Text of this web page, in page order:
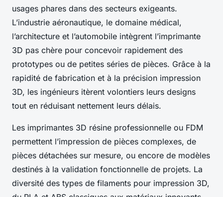
usages phares dans des secteurs exigeants.
L’industrie aéronautique, le domaine médical,
l’architecture et l’automobile intègrent l’imprimante
3D pas chère pour concevoir rapidement des
prototypes ou de petites séries de pièces. Grâce à la
rapidité de fabrication et à la précision impression
3D, les ingénieurs itèrent volontiers leurs designs
tout en réduisant nettement leurs délais.
Les imprimantes 3D résine professionnelle ou FDM
permettent l’impression de pièces complexes, de
pièces détachées sur mesure, ou encore de modèles
destinés à la validation fonctionnelle de projets. La
diversité des types de filaments pour impression 3D,